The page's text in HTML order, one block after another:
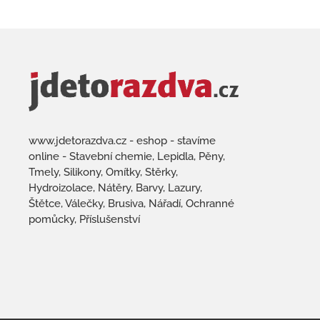
www.jdetorazdva.cz - eshop - stavíme
online - Stavební chemie, Lepidla, Pěny,
Tmely, Silikony, Omítky, Stěrky,
Hydroizolace, Nátěry, Barvy, Lazury,
Štětce, Válečky, Brusiva, Nářadí, Ochranné
pomůcky, Příslušenství